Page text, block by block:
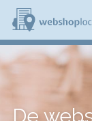
Overslaan
naar
de
inhoud
e
b
o
De